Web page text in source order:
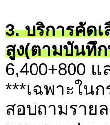
3. บริการคัด
สูง(ตามบันทึ
6,400+800 แ
***เฉพาะใน
สอบถามราย